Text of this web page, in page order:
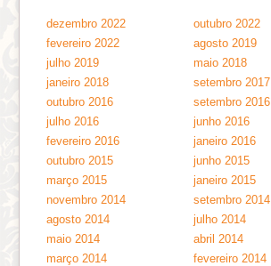
dezembro 2022
outubro 2022
fevereiro 2022
agosto 2019
julho 2019
maio 2018
janeiro 2018
setembro 2017
outubro 2016
setembro 2016
julho 2016
junho 2016
fevereiro 2016
janeiro 2016
outubro 2015
junho 2015
março 2015
janeiro 2015
novembro 2014
setembro 2014
agosto 2014
julho 2014
maio 2014
abril 2014
março 2014
fevereiro 2014